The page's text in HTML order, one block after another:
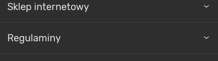
Sklep internetowy
Regulaminy